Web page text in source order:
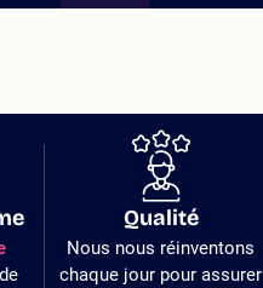
Qualité
Nous nous réinventons
chaque jour pour assurer